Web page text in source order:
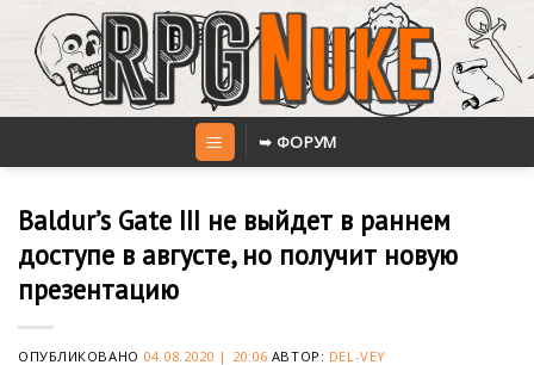
content
➥ ФОРУМ
Baldur’s Gate III не выйдет в раннем
доступе в августе, но получит новую
презентацию
ОПУБЛИКОВАНО 04.08.2020 | 20:06 АВТОР: DEL-VEY